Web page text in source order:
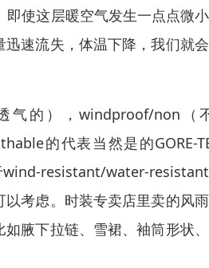
使这层暖空气发生一点点微
速流失，体温下降，我们就
气的），windproof/non（
的代表当然是的GORE-
wind-resistant/water-
考虑。时装专卖店里卖的风
腋下拉链、雪裙、袖筒形状